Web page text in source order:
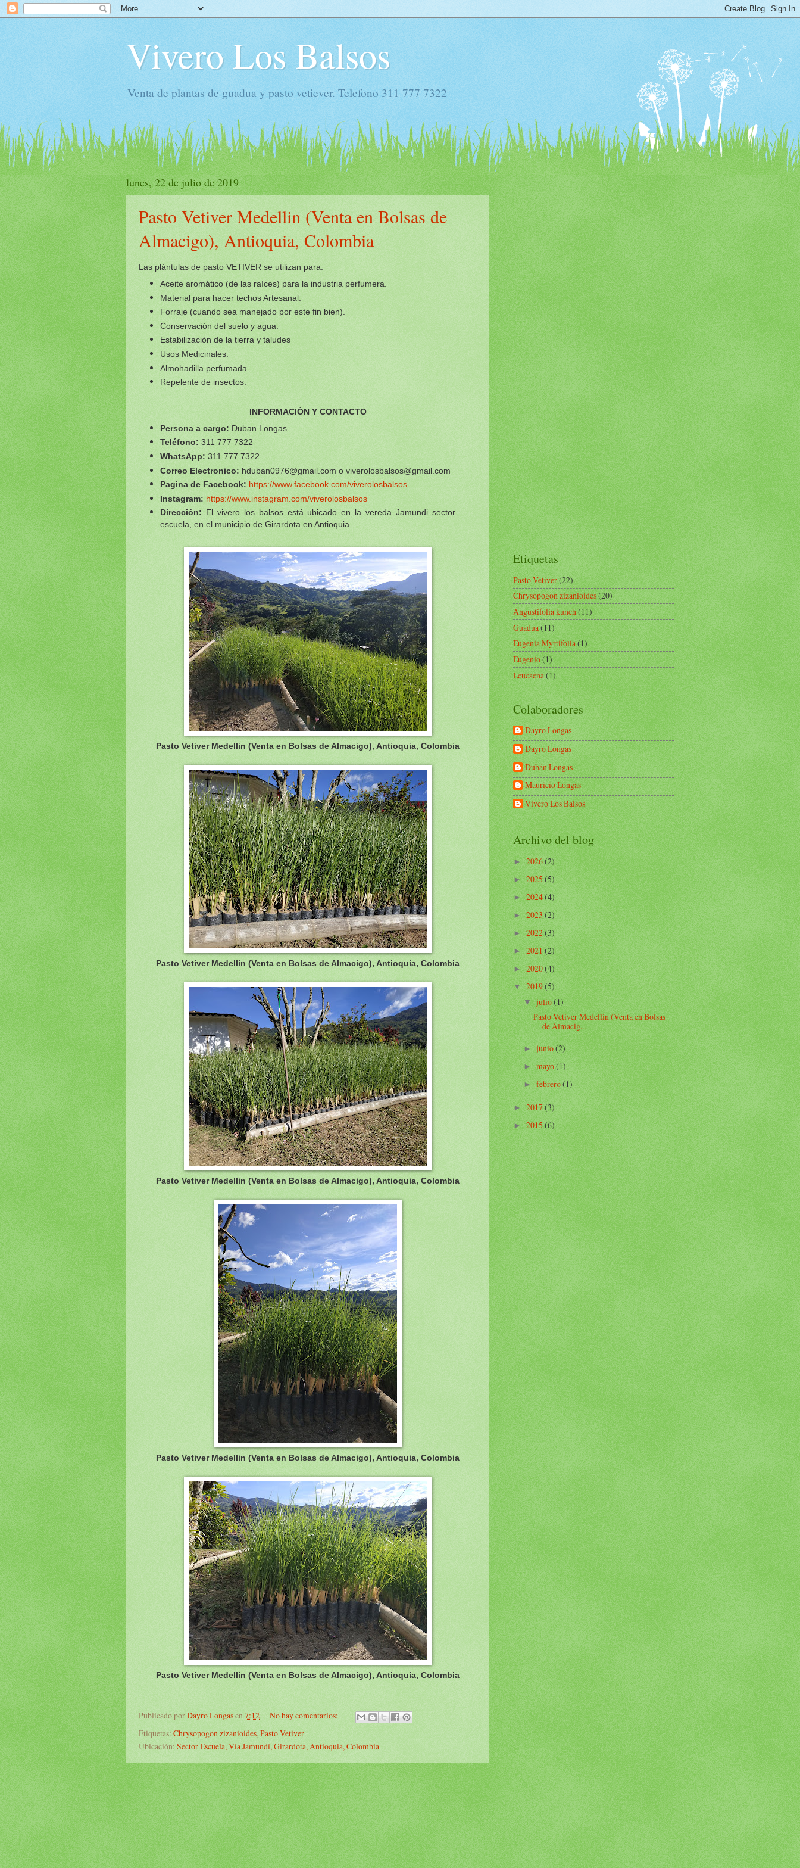
Vivero Los Balsos
Venta de plantas de guadua y pasto vetiever. Telefono 311 777 7322
lunes, 22 de julio de 2019
Pasto Vetiver Medellin (Venta en Bolsas de
Almacigo), Antioquia, Colombia
Las plántulas de pasto VETIVER se utilizan para:
Aceite aromático (de las raíces) para la industria perfumera.
Material para hacer techos Artesanal.
Forraje (cuando sea manejado por este fin bien).
Conservación del suelo y agua.
Estabilización de la tierra y taludes
Usos Medicinales.
Almohadilla perfumada.
Repelente de insectos.
INFORMACIÓN Y CONTACTO
Persona a cargo: Duban Longas
Teléfono: 311 777 7322
WhatsApp: 311 777 7322
Correo Electronico: hduban0976@gmail.com o viverolosbalsos@gmail.com
Pagina de Facebook: https://www.facebook.com/viverolosbalsos
Instagram: https://www.instagram.com/viverolosbalsos
Dirección: El vivero los balsos está ubicado en la vereda Jamundi sector
escuela, en el municipio de Girardota en Antioquia.
Pasto Vetiver Medellin (Venta en Bolsas de Almacigo), Antioquia, Colombia
Pasto Vetiver Medellin (Venta en Bolsas de Almacigo), Antioquia, Colombia
Pasto Vetiver Medellin (Venta en Bolsas de Almacigo), Antioquia, Colombia
Pasto Vetiver Medellin (Venta en Bolsas de Almacigo), Antioquia, Colombia
Pasto Vetiver Medellin (Venta en Bolsas de Almacigo), Antioquia, Colombia
Publicado porDayro Longasen 7:12
No hay comentarios:
Etiquetas: Chrysopogon zizanioides, Pasto Vetiver
Ubicación: Sector Escuela, Vía Jamundí, Girardota, Antioquia, Colombia
Etiquetas
Pasto Vetiver(22)
Chrysopogon zizanioides(20)
Angustifolia kunch(11)
Guadua(11)
Eugenia Myrtifolia(1)
Eugenio(1)
Leucaena(1)
Colaboradores
Dayro Longas
Dayro Longas
Dubán Longas
Mauricio Longas
Vivero Los Balsos
Archivo del blog
►2026(2)
► 2025(5)
►2024(4)
►2023(2)
►2022(3)
►2021(2)
►2020(4)
▼2019(5)
▼julio(1)
Pasto Vetiver Medellin (Venta en Bolsas
de Almacig...
►junio(2)
►mayo(1)
►febrero(1)
►2017(3)
►2015(6)